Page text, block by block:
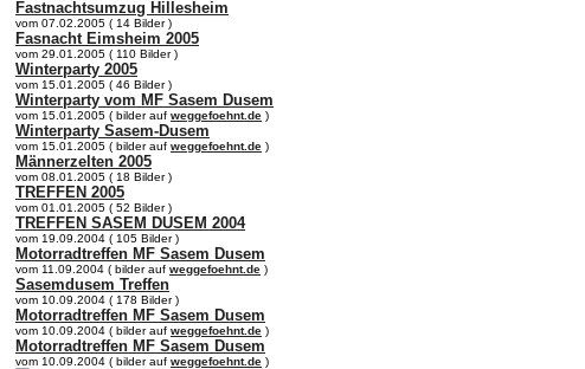
Fastnachtsumzug Hillesheim
vom 07.02.2005 ( 14 Bilder )
Fasnacht Eimsheim 2005
vom 29.01.2005 ( 110 Bilder )
Winterparty 2005
vom 15.01.2005 ( 46 Bilder )
Winterparty vom MF Sasem Dusem
vom 15.01.2005 ( bilder auf weggefoehnt.de )
Winterparty Sasem-Dusem
vom 15.01.2005 ( bilder auf weggefoehnt.de )
Männerzelten 2005
vom 08.01.2005 ( 18 Bilder )
TREFFEN 2005
vom 01.01.2005 ( 52 Bilder )
TREFFEN SASEM DUSEM 2004
vom 19.09.2004 ( 105 Bilder )
Motorradtreffen MF Sasem Dusem
vom 11.09.2004 ( bilder auf weggefoehnt.de )
Sasemdusem Treffen
vom 10.09.2004 ( 178 Bilder )
Motorradtreffen MF Sasem Dusem
vom 10.09.2004 ( bilder auf weggefoehnt.de )
Motorradtreffen MF Sasem Dusem
vom 10.09.2004 ( bilder auf weggefoehnt.de )